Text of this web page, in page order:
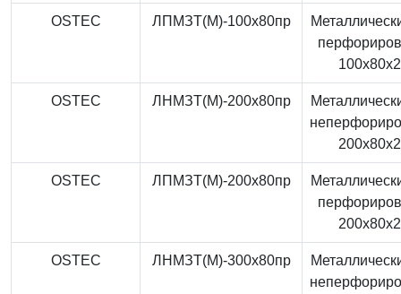
OSTEC ЛПМЗТ(М)-100x80пр
OSTEC ЛНМЗТ(М)-200x80пр
OSTEC ЛПМЗТ(М)-200x80пр
OSTEC ЛНМЗТ(М)-300x80пр